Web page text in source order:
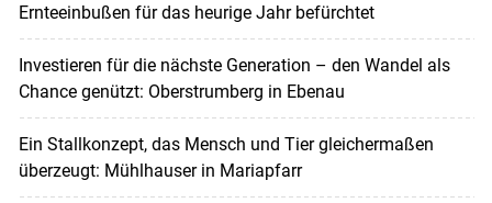
Ernteeinbußen für das heurige Jahr befürchtet
Investieren für die nächste Generation – den Wandel als
Chance genützt: Oberstrumberg in Ebenau
Ein Stallkonzept, das Mensch und Tier gleichermaßen
überzeugt: Mühlhauser in Mariapfarr